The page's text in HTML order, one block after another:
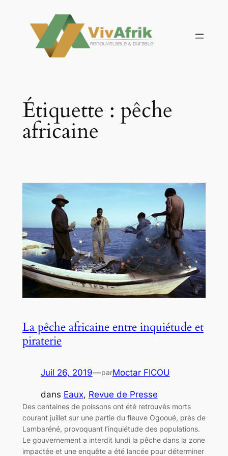
contenu
Étiquette : pêche
africaine
La pêche africaine entre inquiétude et
piraterie
Juil 26, 2019—parMoctar FICOU
dans Eaux, Revue de Presse
Des centaines de poissons ont été retrouvés morts
courant juillet sur une partie du fleuve Ogooué, près de
Lambaréné, provoquant l’inquiétude des populations.
Le gouvernement a interdit lundi la pêche dans la zone
impactée et une enquête a été lancée pour déterminer